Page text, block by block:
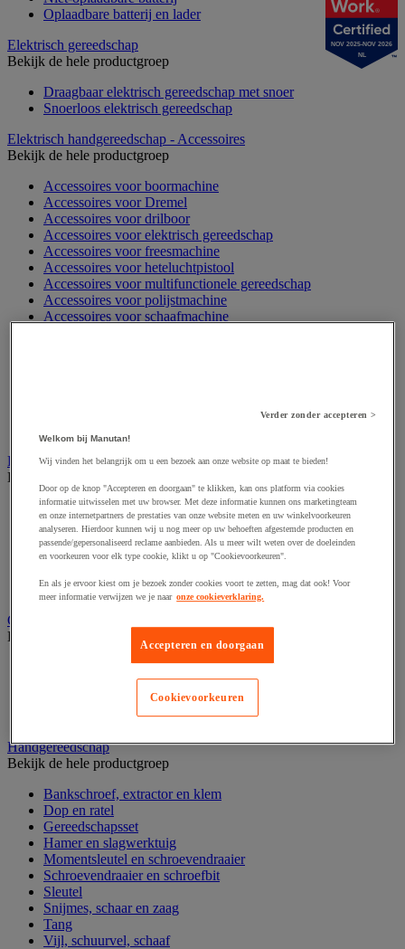
Oplaadbare batterij en lader
Elektrisch gereedschap
Bekijk de hele productgroep
Draagbaar elektrisch gereedschap met snoer
Snoerloos elektrisch gereedschap
Elektrisch handgereedschap - Accessoires
Bekijk de hele productgroep
Accessoires voor boormachine
Accessoires voor Dremel
Accessoires voor drilboor
Accessoires voor elektrisch gereedschap
Accessoires voor freesmachine
Accessoires voor heteluchtpistool
Accessoires voor multifunctionele gereedschap
Accessoires voor polijstmachine
Accessoires voor schaafmachine
Elektrische toebehoren en verlichting
Bekijk de hele productgroep
Accessoires voor elektrisch schakelpaneel
Batterij, oplader en kabel
Elektrische kabel
Elektrische uitrusting
Wandcontactdoos en schakelaar
Gereedschap opbergen
Bekijk de hele productgroep
Assortimentsdoos en gereedschapkoffer
Gereedschapskist en opbergtas
Gereedschapskoffer en versterkte kist
Verrijdbare werktafel
Handgereedschap
Bekijk de hele productgroep
Bankschroef, extractor en klem
Dop en ratel
Gereedschapsset
Hamer en slagwerktuig
Momentsleutel en schroevendraaier
Schroevendraaier en schroefbit
Sleutel
Snijmes, schaar en zaag
Tang
Vijl, schuurvel, schaaf
NOV 2025-NOV 2026
NL
Verder zonder accepteren >
Welkom bij Manutan!
Wij vinden het belangrijk om u een bezoek aan onze website op maat te bieden!
Door op de knop "Accepteren en doorgaan" te klikken, kan ons platform via cookies
informatie uitwisselen met uw browser. Met deze informatie kunnen ons marketingteam
en onze internetpartners de prestaties van onze website meten en uw winkelvoorkeuren
analyseren. Hierdoor kunnen wij u nog meer op uw behoeften afgestemde producten en
passende/gepersonaliseerd reclame aanbieden. Als u meer wilt weten over de doeleinden
en voorkeuren voor elk type cookie, klikt u op "Cookievoorkeuren".
En als je ervoor kiest om je bezoek zonder cookies voort te zetten, mag dat ook! Voor
meer informatie verwijzen we je naar onze cookieverklaring.
Accepteren en doorgaan
Cookievoorkeuren